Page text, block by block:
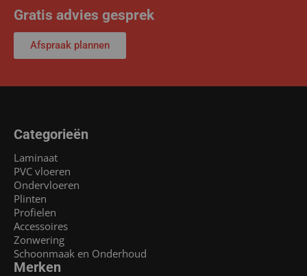
Gratis advies gesprek
Afspraak plannen
Categorieën
Laminaat
PVC vloeren
Ondervloeren
Plinten
Profielen
Accessoires
Zonwering
Schoonmaak en Onderhoud
Merken